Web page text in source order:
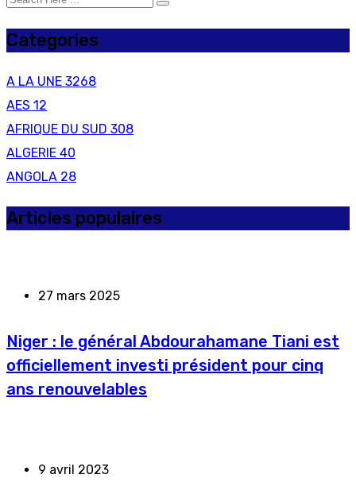
Categories
A LA UNE 3268
AES 12
AFRIQUE DU SUD 308
ALGERIE 40
ANGOLA 28
Articles populaires
27 mars 2025
Niger : le général Abdourahamane Tiani est
officiellement investi président pour cinq
ans renouvelables
9 avril 2023